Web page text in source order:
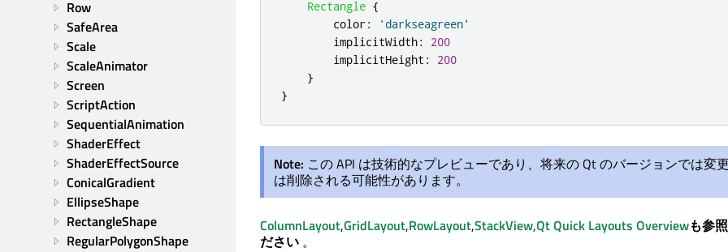
Row
SafeArea
Scale
ScaleAnimator
Screen
ScriptAction
SequentialAnimation
ShaderEffect
ShaderEffectSource
ConicalGradient
EllipseShape
RectangleShape
RegularPolygonShape
Rectangle {
color:
'darkseagreen'
implicitWidth:
200
implicitHeight :
200
}
}
Note: この API は技術的なプレビューであり、将来の Qt のバージョンでは変
は削除される可能性があります。
ColumnLayout,GridLayout,RowLayout,StackView,Qt Quick Layouts Overviewも参
ださい 。